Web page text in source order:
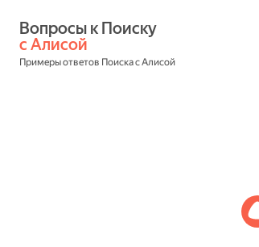
с Алисой
Примеры ответов Поиска с Алисой